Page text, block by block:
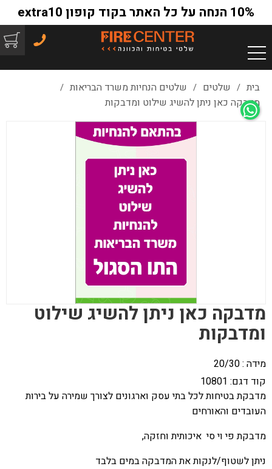
10% הנחה על כל האתר בקוד קופון extra10
בית / שלטים / שלטים הנחיות משרד הבריאות /
מדבקה כאן ניתן להשיג שילוט ומדבקות
מדבקה כאן ניתן להשיג שילוט
ומדבקות
מידה : 20/30
קוד דגם: 10801
מדבקת בטיחות לכל בתי עסק וארגונים לצורך שמירה על בירות
העובדים והאורחים
מדבקת פי וי סי איכותית וחזקה,
ניתן לשטוף/לנקות את המדבקה במים בלבד